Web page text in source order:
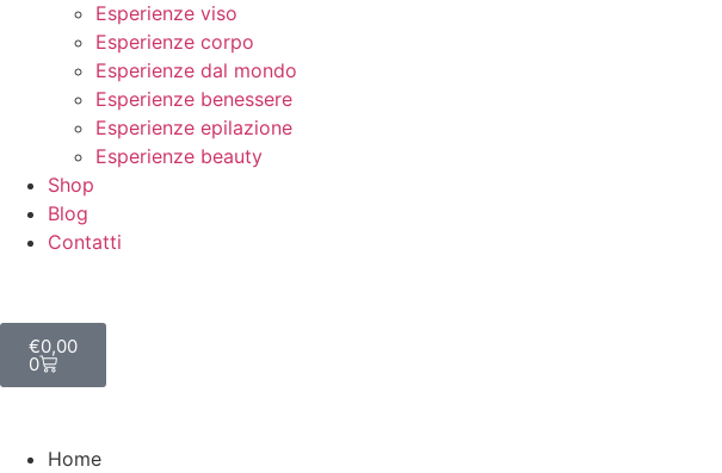
Esperienze viso
Esperienze corpo
Esperienze dal mondo
Esperienze benessere
Esperienze epilazione
Esperienze beauty
Shop
Blog
Contatti
€0,00
0
Home